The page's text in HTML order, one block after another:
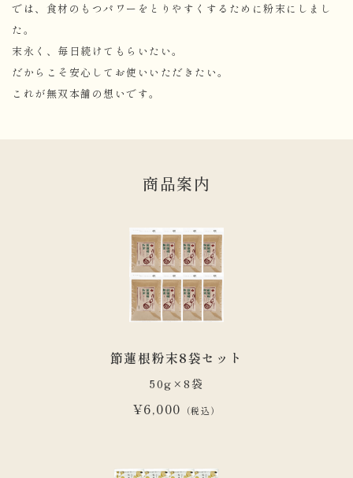
では、食材のもつパワーをとりやすくするために粉末にしまし
た。
末永く、毎日続けてもらいたい。
だからこそ安心してお使いいただきたい。
これが無双本舗の想いです。
商品案内
節蓮根粉末8袋セット
50g×8袋
¥6,000 （税込）